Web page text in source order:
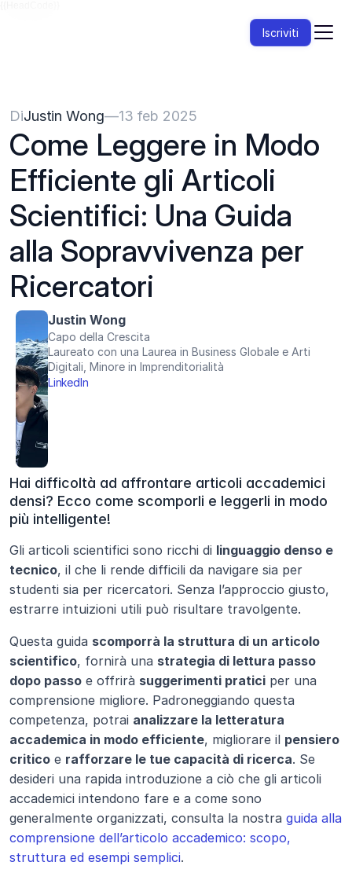
Iscriviti
DiJustin Wong—13 feb 2025
Come Leggere in Modo
Efficiente gli Articoli
Scientifici: Una Guida
alla Sopravvivenza per
Ricercatori
Justin Wong
Capo della Crescita
Laureato con una Laurea in Business Globale e Arti
Digitali, Minore in Imprenditorialità
LinkedIn
Hai difficoltà ad affrontare articoli accademici
densi? Ecco come scomporli e leggerli in modo
più intelligente!
Gli articoli scientifici sono ricchi di linguaggio denso e
tecnico, il che li rende difficili da navigare sia per
studenti sia per ricercatori. Senza l’approccio giusto,
estrarre intuizioni utili può risultare travolgente.
Questa guida scomporrà la struttura di un articolo
scientifico, fornirà una strategia di lettura passo
dopo passo e offrirà suggerimenti pratici per una
comprensione migliore. Padroneggiando questa
competenza, potrai analizzare la letteratura
accademica in modo efficiente, migliorare il pensiero
critico e rafforzare le tue capacità di ricerca. Se
desideri una rapida introduzione a ciò che gli articoli
accademici intendono fare e a come sono
generalmente organizzati, consulta la nostra guida alla
comprensione dell’articolo accademico: scopo,
struttura ed esempi semplici.